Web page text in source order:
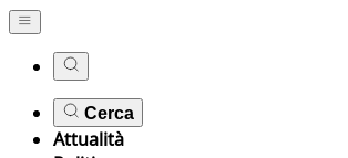
Cerca
Attualità